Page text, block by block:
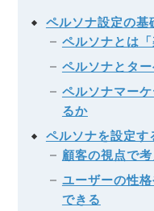
ペルソナ設定の基
ペルソナとは「
ペルソナとター
ペルソナマー
るか
ペルソナを設定す
顧客の視点で
ユーザーの性
できる